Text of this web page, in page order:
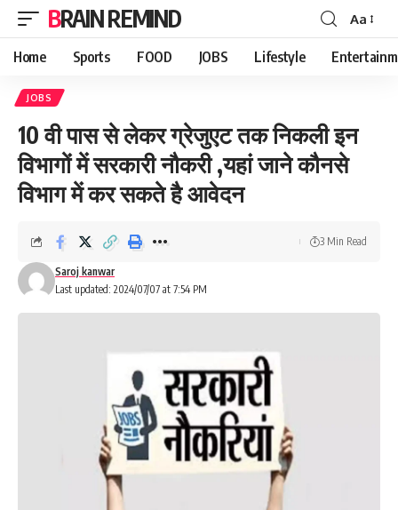
BRAIN REMIND
Font
Resizer
Aa
Home Sports FOOD JOBS Lifestyle
JOBS
10 वी पास से लेकर ग्रेजुएट तक निकली इन
विभागों में सरकारी नौकरी ,यहां जाने कौनसे
विभाग में कर सकते है आवेदन
Last updated: 2024/07/07 at 7:54 PM
Saroj kanwar
3 Min Read